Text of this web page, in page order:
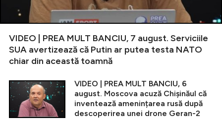
VIDEO | PREA MULT BANCIU, 7 august. Serviciile
SUA avertizează că Putin ar putea testa NATO
chiar din această toamnă
VIDEO | PREA MULT BANCIU, 6
august. Moscova acuză Chișinăul că
inventează amenințarea rusă după
descoperirea unei drone Geran-2